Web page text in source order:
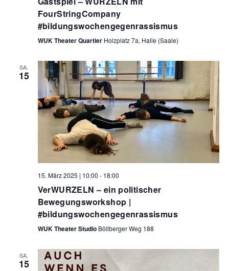
FourStringCompany
#bildungswochengegenrassismus
WUK Theater Quartier Holzplatz 7a, Halle (Saale)
SA.
15
15. März 2025 | 10:00 - 18:00
VerWURZELN – ein politischer
Bewegungsworkshop |
#bildungswochengegenrassismus
WUK Theater Studio Böllberger Weg 188
SA.
15